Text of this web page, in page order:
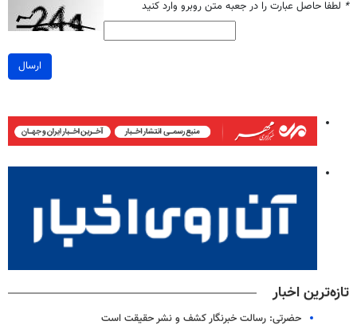
* لطفا حاصل عبارت را در جعبه متن روبرو وارد کنید
ارسال
تازه‌ترین اخبار
حضرتی: رسالت خبرنگار کشف و نشر حقیقت است